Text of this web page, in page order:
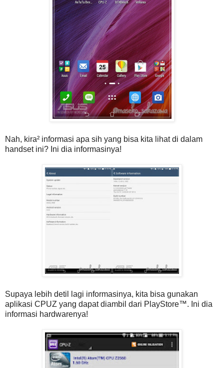
Nah, kira² informasi apa sih yang bisa kita lihat di dalam
handset ini? Ini dia informasinya!
Supaya lebih detil lagi informasinya, kita bisa gunakan
aplikasi CPUZ yang dapat diambil dari PlayStore™. Ini dia
informasi hardwarenya!